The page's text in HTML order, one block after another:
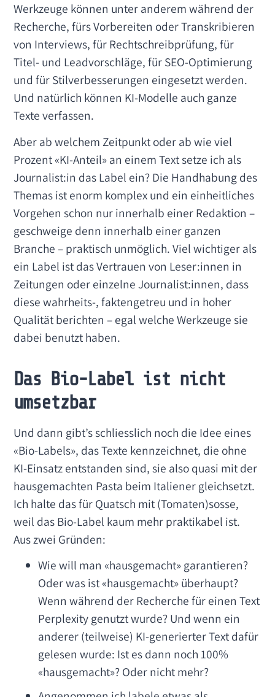
Werkzeuge können unter anderem während der
Recherche, fürs Vorbereiten oder Transkribieren
von Interviews, für Rechtschreibprüfung, für
Titel- und Leadvorschläge, für SEO-Optimierung
und für Stilverbesserungen eingesetzt werden.
Und natürlich können KI-Modelle auch ganze
Texte verfassen.
Aber ab welchem Zeitpunkt oder ab wie viel
Prozent «KI-Anteil» an einem Text setze ich als
Journalist:in das Label ein? Die Handhabung des
Themas ist enorm komplex und ein einheitliches
Vorgehen schon nur innerhalb einer Redaktion –
geschweige denn innerhalb einer ganzen
Branche – praktisch unmöglich. Viel wichtiger als
ein Label ist das Vertrauen von Leser:innen in
Zeitungen oder einzelne Journalist:innen, dass
diese wahrheits-, faktengetreu und in hoher
Qualität berichten – egal welche Werkzeuge sie
dabei benutzt haben.
Das Bio-Label ist nicht
umsetzbar
Und dann gibt’s schliesslich noch die Idee eines
«Bio-Labels», das Texte kennzeichnet, die ohne
KI-Einsatz entstanden sind, sie also quasi mit der
hausgemachten Pasta beim Italiener gleichsetzt.
Ich halte das für Quatsch mit (Tomaten)sosse,
weil das Bio-Label kaum mehr praktikabel ist.
Aus zwei Gründen:
Wie will man «hausgemacht» garantieren?
Oder was ist «hausgemacht» überhaupt?
Wenn während der Recherche für einen Text
Perplexity genutzt wurde? Und wenn ein
anderer (teilweise) KI-generierter Text dafür
gelesen wurde: Ist es dann noch 100%
«hausgemacht»? Oder nicht mehr?